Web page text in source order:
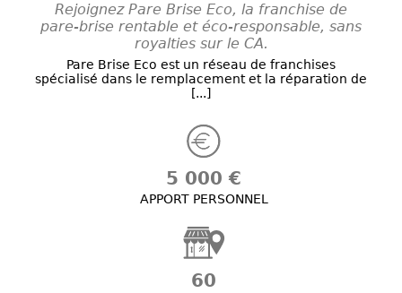
Rejoignez Pare Brise Eco, la franchise de
pare-brise rentable et éco-responsable, sans
royalties sur le CA.
Pare Brise Eco est un réseau de franchises
spécialisé dans le remplacement et la réparation de
[...]
5 000 €
APPORT PERSONNEL
60